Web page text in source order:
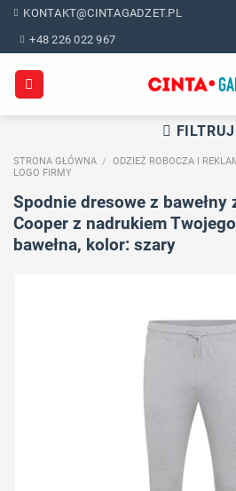
Skip
content
KONTAKT@CINTAGADZET.PL
+48 226 022 967
FILTRUJ
STRONA GŁÓWNA / ODZIEŻ ROBOCZA I
LOGO FIRMY
Spodnie dresowe z
Cooper z nadrukiem
bawełna, kolor: szary